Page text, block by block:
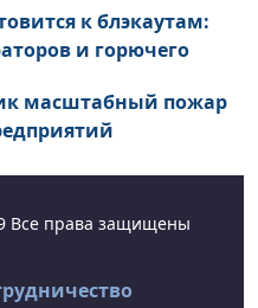
к блэкаутам:
и горючего
масштабный пожар
Все права защищены